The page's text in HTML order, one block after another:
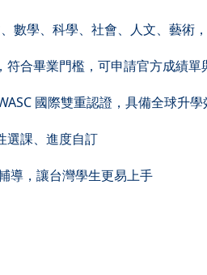
數學、科學、社會、人文、藝術
符合畢業門檻，可申請官方成績單
國際雙重認證，具備全球升學
選課、進度自訂
導，讓台灣學生更易上手